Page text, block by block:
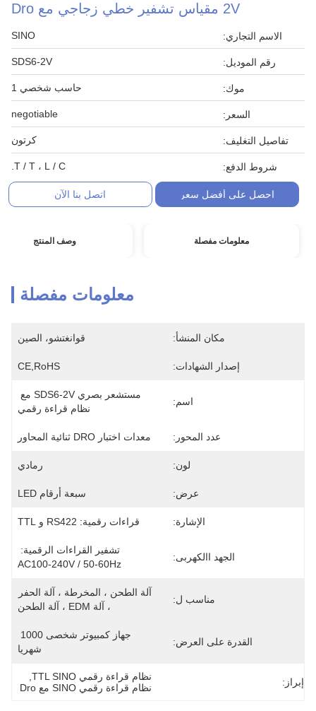
2V مقياس تشفير خطي زجاجي مع Dro
الاسم التجاري: SINO
رقم الموديل: SDS6-2V
موك: حاسب شخصي 1
السعر: negotiable
تفاصيل التغليف: كرتون
شروط الدفع: T / T ، L / C.
احصل على أفضل سعر اتصل بنا الآن
معلومات مفصلة وصف المنتج
معلومات مفصلة
مكان المنشأ: قوانغتشو، الصين
إصدار الشهادات: CE,RoHS
اسم:
نظام قراءة رقمي
عدد المحور: معدات اختبار DRO ثنائية المحاور
لون: رمادي
عرض: سبعة أرقام LED
الإشارة: قراءات رقمية: RS422 و TTL
الجهد االكهربى:
AC100-240V / 50-60Hz
مناسب ل:
، آلة EDM ، آلة الطحن
القدرة على العرض:
شهريا
إبراز: نظام قراءة رقمي TTL SINO
نظام قراءة رقمي SINO مع Dro